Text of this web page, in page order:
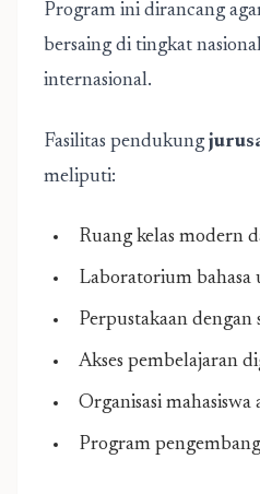
Program ini dirancang
bersaing di tingkat
internasional.
Fasilitas pendukung
meliputi:
Ruang kelas modern
Laboratorium
Perpustakaan
Akses pembelajaran
Organisasi mahasiswa
Program